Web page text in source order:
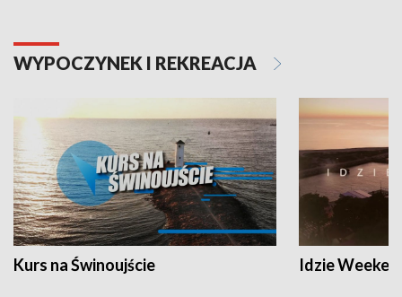
WYPOCZYNEK I REKREACJA
Kurs na Świnoujście Idzie